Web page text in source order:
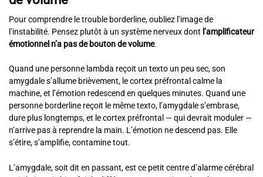
Pour comprendre le trouble borderline, oubliez l’image de
l’instabilité. Pensez plutôt à un système nerveux dont l’amplificateur
émotionnel n’a pas de bouton de volume.
Quand une personne lambda reçoit un texto un peu sec, son
amygdale s’allume brièvement, le cortex préfrontal calme la
machine, et l’émotion redescend en quelques minutes. Quand une
personne borderline reçoit le même texto, l’amygdale s’embrase,
dure plus longtemps, et le cortex préfrontal — qui devrait moduler —
n’arrive pas à reprendre la main. L’émotion ne descend pas. Elle
s’étire, s’amplifie, contamine tout.
L’amygdale, soit dit en passant, est ce petit centre d’alarme cérébral